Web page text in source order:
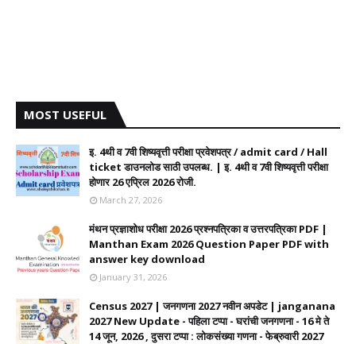
MOST USEFUL
इ. 4थी व 7वी शिष्यवृत्ती परीक्षा प्रवेशपत्र / admit card / Hall
ticket डाउनलोड साठी उपलब्ध. | इ. 4थी व 7वी शिष्यवृत्ती परीक्षा
होणार 26 एप्रिल 2026 रोजी.
March 27, 2026
मंथन प्रज्ञाशोध परीक्षा 2026 प्रश्नपत्रिका व उत्तरपत्रिका PDF |
Manthan Exam 2026 Question Paper PDF with
answer key download
January 31, 2026
Census 2027 | जनगणना 2027 नवीन अपडेट | janganana
2027 New Update - पहिला टप्पा - घरांची जनगणना - 16 मे ते
14 जून, 2026 , दुसरा टप्पा : लोकसंख्या गणना - फेब्रुवारी 2027